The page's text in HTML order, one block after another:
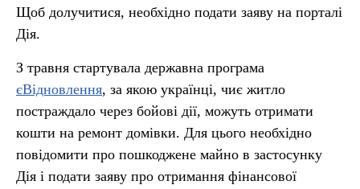
Щоб долучитися, необхідно подати заяву на порталі
Дія.
З травня стартувала державна програма
єВідновлення, за якою українці, чиє житло
постраждало через бойові дії, можуть отримати
кошти на ремонт домівки. Для цього необхідно
повідомити про пошкоджене майно в застосунку
Дія і подати заяву про отримання фінансової